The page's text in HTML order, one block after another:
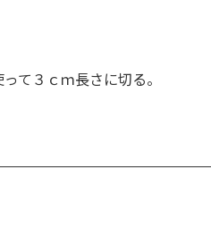
て３ｃｍ長さに切る。